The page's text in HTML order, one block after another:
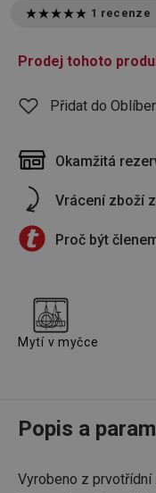
1 recenze
Prodej tohoto
Přidat do
Okamžitá
Vrácení zboží
Proč být
Mytí v myčce
Popis a
Vyrobeno z prvotřídní